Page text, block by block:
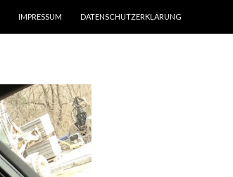
IMPRESSUM DATENSCHUTZERKLÄRUNG